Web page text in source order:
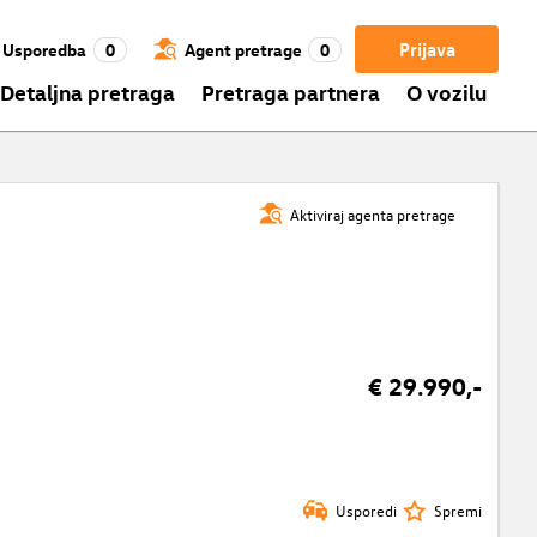
Prijava
Usporedba 0 Agent pretrage 0
Detaljna pretraga Pretraga partnera O vozilu
Aktiviraj agenta pretrage
€ 29.990,-
Usporedi Spremi